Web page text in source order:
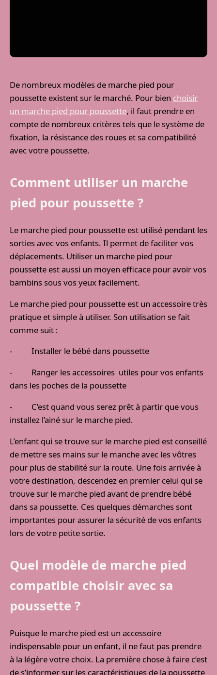
De nombreux modèles de marche pied pour
poussette existent sur le marché. Pour bien choisir
un marche pied pour poussette, il faut prendre en
compte de nombreux critères tels que le système de
fixation, la résistance des roues et sa compatibilité
avec votre poussette.
Comment utiliser un marche
pied pour poussette ?
Le marche pied pour poussette est utilisé pendant les
sorties avec vos enfants. Il permet de faciliter vos
déplacements. Utiliser un marche pied pour
poussette est aussi un moyen efficace pour avoir vos
bambins sous vos yeux facilement.
Le marche pied pour poussette est un accessoire très
pratique et simple à utiliser. Son utilisation se fait
comme suit :
- Installer le bébé dans poussette
- Ranger les accessoires utiles pour vos enfants
dans les poches de la poussette
- C’est quand vous serez prêt à partir que vous
installez l’ainé sur le marche pied.
L’enfant qui se trouve sur le marche pied est conseillé
de mettre ses mains sur le manche avec les vôtres
pour plus de stabilité sur la route. Une fois arrivée à
votre destination, descendez en premier celui qui se
trouve sur le marche pied avant de prendre bébé
dans sa poussette. Ces quelques démarches sont
importantes pour assurer la sécurité de vos enfants
lors de votre petite sortie.
Quel modèle de marche pied
compatible choisir avec sa
poussette ?
Puisque le marche pied est un accessoire
indispensable pour un enfant, il ne faut pas prendre
à la légère votre choix. La première chose à faire c’est
de s’informer sur les caractéristiques de la poussette